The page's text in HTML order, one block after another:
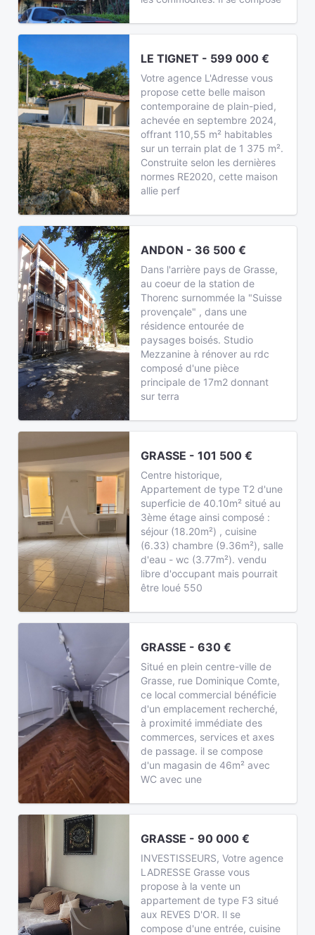
LE TIGNET - 599 000 €
Votre agence L'Adresse vous
propose cette belle maison
contemporaine de plain-pied,
achevée en septembre 2024,
offrant 110,55 m² habitables
sur un terrain plat de 1 375 m².
Construite selon les dernières
normes RE2020, cette maison
allie perf
ANDON - 36 500 €
Dans l'arrière pays de Grasse,
au coeur de la station de
Thorenc surnommée la "Suisse
provençale" , dans une
résidence entourée de
paysages boisés. Studio
Mezzanine à rénover au rdc
composé d'une pièce
principale de 17m2 donnant
sur terra
GRASSE - 101 500 €
Centre historique,
Appartement de type T2 d'une
superficie de 40.10m² situé au
3ème étage ainsi composé :
séjour (18.20m²) , cuisine
(6.33) chambre (9.36m²), salle
d'eau - wc (3.77m²). vendu
libre d'occupant mais pourrait
être loué 550
GRASSE - 630 €
Situé en plein centre-ville de
Grasse, rue Dominique Comte,
ce local commercial bénéficie
d'un emplacement recherché,
à proximité immédiate des
commerces, services et axes
de passage. il se compose
d'un magasin de 46m² avec
WC avec une
GRASSE - 90 000 €
INVESTISSEURS, Votre agence
LADRESSE Grasse vous
propose à la vente un
appartement de type F3 situé
aux REVES D'OR. Il se
compose d'une entrée, cuisine